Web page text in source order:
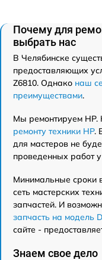
Почему для
выбрать нас
В Челябинске
предоставляющих
Z6810. Однако наш
преимуществами.
Мы ремонтируем
ремонту техники HP.
для мастеров не
проведенных работ
Минимальные сроки
сеть мастерских
запчастей. И
запчасть на модель
сайте -
Знаем свое дело